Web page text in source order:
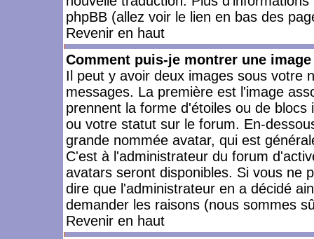
phpBB (allez voir le lien en bas des
Revenir en haut
Comment puis-je montrer une
Il peut y avoir deux images sous votre
messages. La première est l'image
prennent la forme d'étoiles ou de
ou votre statut sur le forum. En-
grande nommée avatar, qui est
C'est à l'administrateur du forum
avatars seront disponibles. Si vous ne
dire que l'administrateur en a décidé
demander les raisons (nous sommes
Revenir en haut